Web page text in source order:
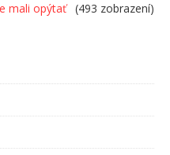
mali opýtať (493 zobrazení)